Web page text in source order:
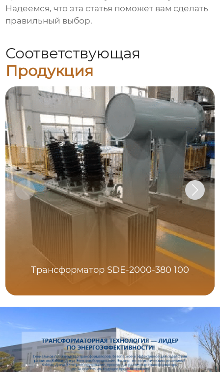
Надеемся, что эта статья поможет вам сделать
правильный выбор.
Соответствующая
Продукция
Трансформатор SDE-2000-380 100